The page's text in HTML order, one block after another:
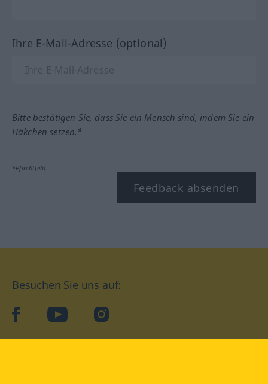
Ihre E-Mail-Adresse (optional)
Bitte bestätigen Sie, dass Sie ein Mensch sind, indem Sie ein
Häkchen setzen.*
*Pflichtfeld
Feedback absenden
Besuchen Sie uns auf:
facebookYouTube Instagram